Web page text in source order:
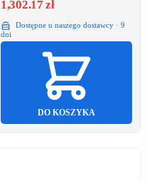
1,302.17 zł
Dostępne u naszego dostawcy · 9
dni
DO KOSZYKA